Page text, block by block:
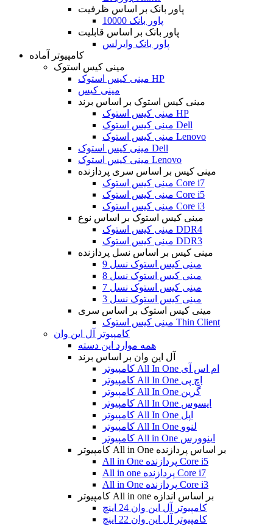
پاور بانک بر اساس ظرفیت
پاور بانک 10000
پاور بانک بر اساس قابلیت
پاور بانک وایرلس
کامپیوتر آماده
مینی کیس استوک
مینی کیس استوک HP
مینی کیس
مینی کیس استوک بر اساس برند
مینی کیس استوک HP
مینی کیس استوک Dell
مینی کیس استوک Lenovo
مینی کیس استوک Dell
مینی کیس استوک Lenovo
مینی کیس بر اساس سری پردازنده
مینی کیس استوک Core i7
مینی کیس استوک Core i5
مینی کیس استوک Core i3
مینی کیس استوک بر اساس نوع
مینی کیس استوک DDR4
مینی کیس استوک DDR3
مینی کیس بر اساس نسل پردازنده
مینی کیس استوک نسل 9
مینی کیس استوک نسل 8
مینی کیس استوک نسل 7
مینی کیس استوک نسل 3
مینی کیس استوک بر اساس سری
مینی کیس استوک Thin Client
کامپیوتر آل این وان
همه موارد این دسته
آل این وان بر اساس برند
کامپیوتر All In One ام اس آی
کامپیوتر All In One اچ پی
کامپیوتر All In One گرین
کامپیوتر All In One ایسوس
کامپیوتر All In One اپل
کامپیوتر All In One لنوو
کامپیوتر All in One اینوورس
کامپیوتر All in One بر اساس پردازنده
All in One پردازنده Core i5
All in one پردازنده Core i7
All in One پردازنده Core i3
کامپیوتر All in one بر اساس اندازه
کامپیوتر آل این وان 24 اینچ
کامپیوتر آل این وان 22 اینچ